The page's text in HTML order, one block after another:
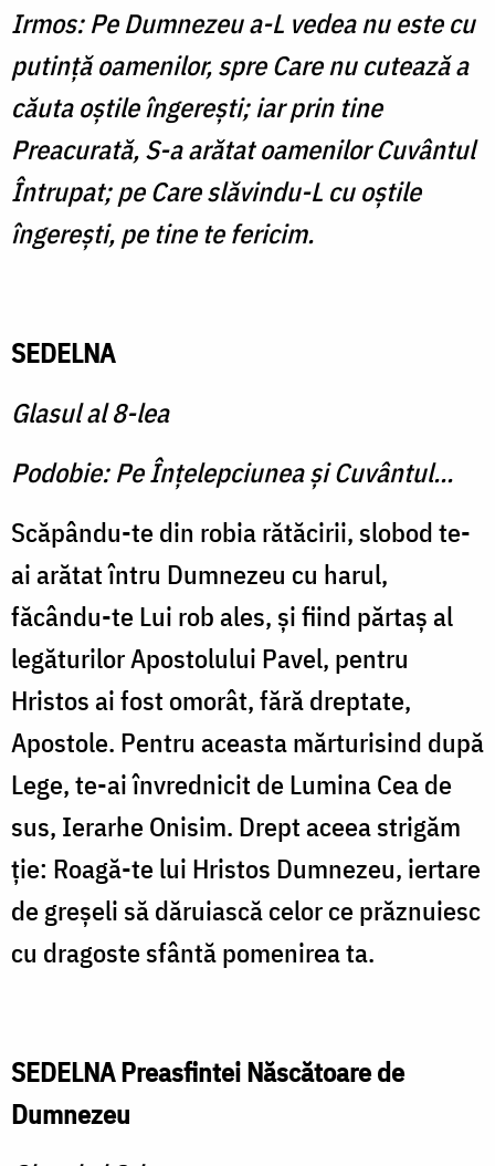
Irmos: Pe Dumnezeu a-L vedea nu este cu
putinţă oamenilor, spre Care nu cutează a
căuta oştile îngereşti; iar prin tine
Preacurată, S-a arătat oamenilor Cuvântul
Întrupat; pe Care slăvindu-L cu oştile
îngereşti, pe tine te fericim.
SEDELNA
Glasul al 8-lea
Podobie: Pe Înţelepciunea şi Cuvântul...
Scăpându-te din robia rătăcirii, slobod te-
ai arătat întru Dumnezeu cu harul,
făcându-te Lui rob ales, şi fiind părtaş al
legăturilor Apostolului Pavel, pentru
Hristos ai fost omorât, fără dreptate,
Apostole. Pentru aceasta mărturisind după
Lege, te-ai învrednicit de Lumina Cea de
sus, Ierarhe Onisim. Drept aceea strigăm
ţie: Roagă-te lui Hristos Dumnezeu, iertare
de greşeli să dăruiască celor ce prăznuiesc
cu dragoste sfântă pomenirea ta.
SEDELNA Preasfintei Născătoare de
Dumnezeu